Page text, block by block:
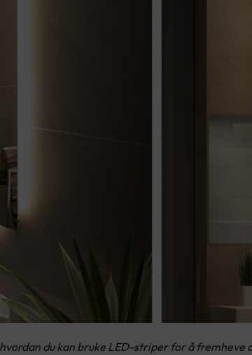
du kan bruke LED-striper for å fremheve